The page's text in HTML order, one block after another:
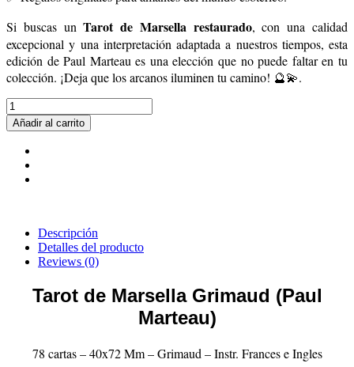
Si buscas unTarot de Marsella restaurado, con una calidad
excepcional y una interpretación adaptada a nuestros tiempos, esta
edición de Paul Marteau es una elección que no puede faltar en tu
colección. ¡Deja que los arcanos iluminen tu camino! 🔮💫.
Añadir al carrito
Descripción
Detalles del producto
Reviews (0)
Tarot de Marsella Grimaud (Paul
Marteau)
78 cartas – 40x72 Mm – Grimaud – Instr. Frances e Ingles